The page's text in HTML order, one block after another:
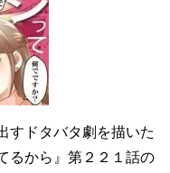
すドタバタ劇を描いた
るから』第２２１話の